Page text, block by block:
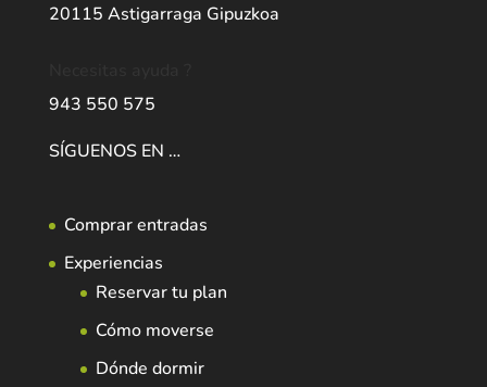
20115 Astigarraga Gipuzkoa
943 550 575
SÍGUENOS EN …
Comprar entradas
Experiencias
Reservar tu plan
Cómo moverse
Dónde dormir